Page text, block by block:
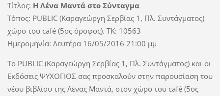
Τίτλος: Η Λένα Μαντά στο Σύνταγμα
Τόπος: PUBLIC (Καραγεώργη Σερβίας 1, Πλ. Συντάγματος)
χώρο του café (5ος όροφος). TK: 10563
Ημερομηνία: Δευτέρα 16/05/2016 21:00 μμ
Το PUBLIC (Καραγεώργη Σερβίας 1, Πλ. Συντάγματος) και οι
Εκδόσεις ΨΥΧΟΓΙΟΣ σας προσκαλούν στην παρουσίαση του
νέου βιβλίου της Λένας Μαντά, στον χώρο του café (5ος